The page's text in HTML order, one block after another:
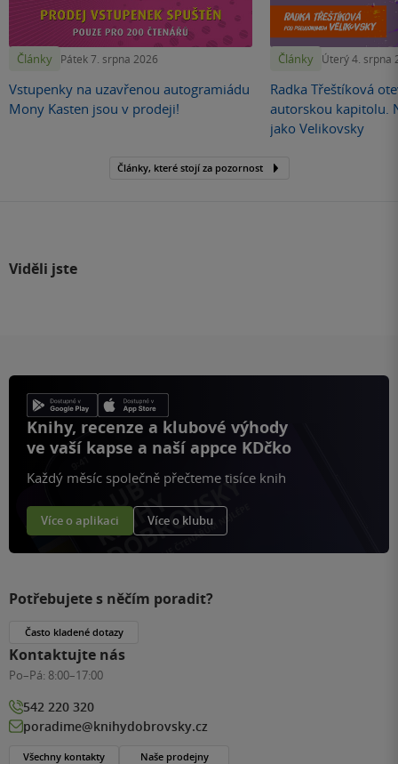
Články Pátek 7. srpna 2026
Vstupenky na uzavřenou autogramiádu
Mony Kasten jsou v prodeji!
Články Úterý 4. srpna
Radka Třeštíková
autorskou kapitolu.
jako Velikovsky
Články, které stojí za pozornost
Viděli jste
Knihy, recenze a klubové výhody
ve vaší kapse a naší appce KDčko
Každý měsíc společně přečteme tisíce knih
Více o aplikaci Více o klubu
Potřebujete s něčím poradit?
Často kladené dotazy
Kontaktujte nás
Po–Pá: 8:00–17:00
542 220 320
poradime@knihydobrovsky.cz
Všechny kontakty Naše prodejny